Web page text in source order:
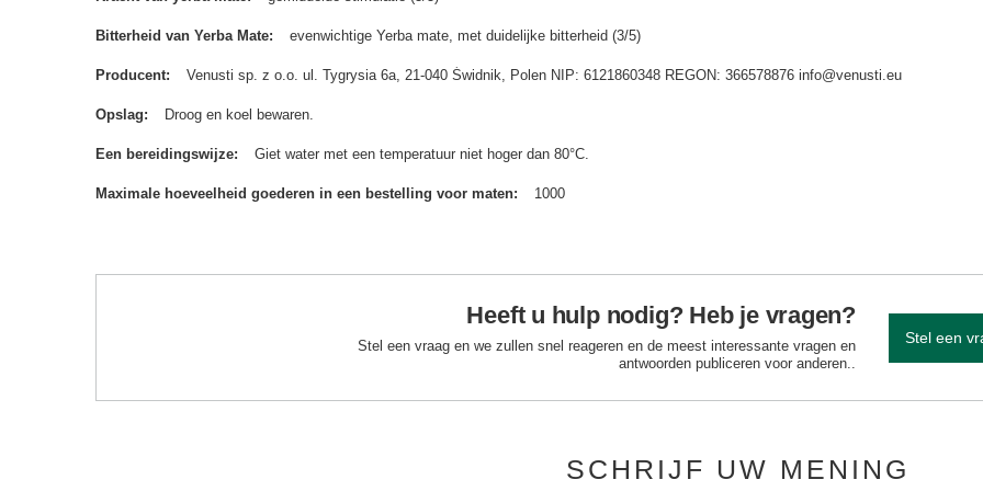
Bitterheid van Yerba Mate evenwichtige Yerba mate, met duidelijke bitterheid (3/5)
Producent Venusti sp. z o.o. ul. Tygrysia 6a, 21-040 Świdnik, Polen NIP: 6121860348 REGON: 366578876 info@venusti.eu
Opslag Droog en koel bewaren.
Een bereidingswijze Giet water met een temperatuur niet hoger dan 80°C.
Maximale hoeveelheid goederen in een bestelling voor maten 1000
Heeft u hulp nodig? Heb je vragen?
Stel een vraag en we zullen snel reageren en de meest interessante vragen en
antwoorden publiceren voor anderen..
Stel een
SCHRIJF UW MENING